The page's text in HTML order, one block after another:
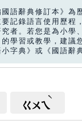
國語辭典修訂本》為
要記錄語言使用歷程
者。若您是為小學
的學習或教學，建議
小字典》或《國語辭
ㄍㄨㄟ